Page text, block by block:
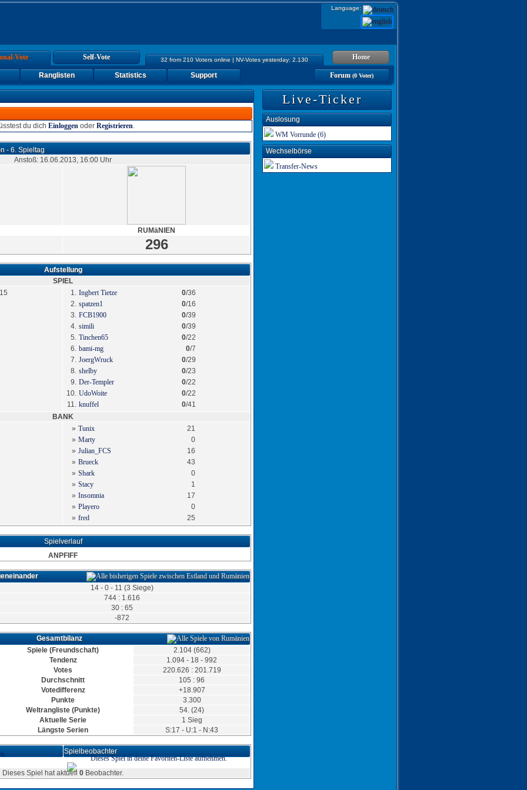
Language:
32 from 210 Voters online | NV-Votes yesterday: 2.130
Vote Self-Vote Home
Forum(0 Voter)
Ranglisten Statistics Support
du dich Einloggen oder Registrieren.
- 6. Spieltag
Anstoß: 16.06.2013, 16:00 Uhr
RUMäNIEN
296
Aufstellung
SPIEL
1. Ingbert Tietze 0/36
2. spatzen1 0/16
3. FCB1900 0/39
4. simili 0/39
5. Tinchen65 0/22
6. bami-mg 0/7
7. JoergWruck 0/29
8. shelby 0/23
9. Der-Templer 0/22
10. UdoWoite 0/22
11. knuffel 0/41
BANK
» Tunix
21
» Marty
0
» Julian_FCS
16
» Brueck
43
» Shark
0
» Stacy
1
» Insomnia
17
» Playero
0
» fred 25
Spielverlauf
ANPFIFF
14 - 0 - 11 (3 Siege)
744 : 1.616
30 : 65
-872
Gesamtbilanz
Spiele (Freundschaft)
2.104 (662)
Tendenz
1.094 - 18 - 992
Votes
220.626 : 201.719
Durchschnitt
105 : 96
Votedifferenz
+18.907
Punkte
3.300
Weltrangliste (Punkte)
54. (24)
Aktuelle Serie
1 Sieg
Längste Serien S:17 - U:1 - N:43
Spielbeobachter
Dieses Spiel in deine Favoriten-Liste aufnehmen.
Dieses Spiel hat aktuell 0 Beobachter.
Live-Ticker
Auslosung
WM Vorrunde (6)
Wechselbörse
Transfer-News